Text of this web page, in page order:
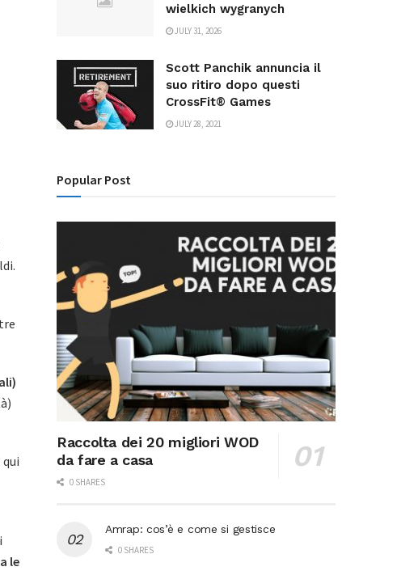
le
wielkich wygranych
JULY 31, 2026
Scott Panchik annuncia il
suo ritiro dopo questi
CrossFit® Games
JULY 28, 2021
Popular Post
Raccolta dei 20 migliori WOD
da fare a casa
0 SHARES
Amrap: cos’è e come si gestisce
0 SHARES